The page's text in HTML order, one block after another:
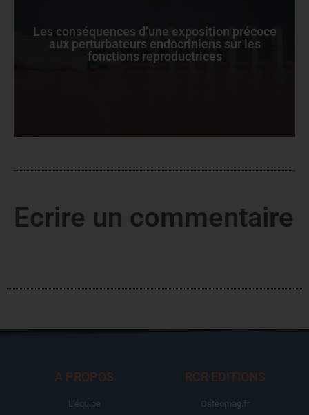
Les conséquences d’une exposition précoce
aux perturbateurs endocriniens sur les
fonctions reproductrices
Ecrire un commentaire
A PROPOS
L'équipe
RCR EDITIONS
Osteomag.fr